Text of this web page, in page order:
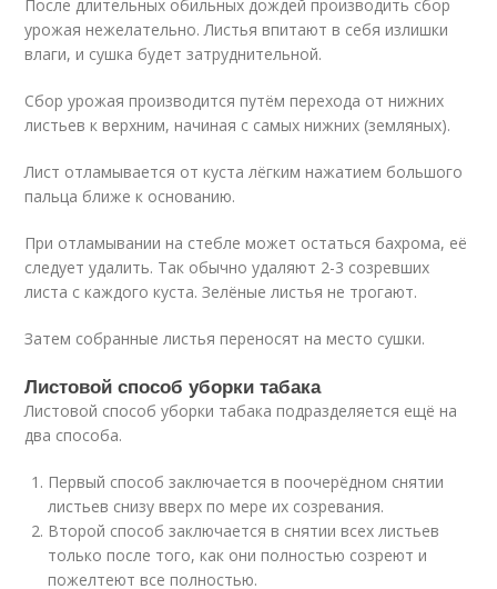
После длительных обильных дождей производить сбор
урожая нежелательно. Листья впитают в себя излишки
влаги, и сушка будет затруднительной.
Сбор урожая производится путём перехода от нижних
листьев к верхним, начиная с самых нижних (земляных).
Лист отламывается от куста лёгким нажатием большого
пальца ближе к основанию.
При отламывании на стебле может остаться бахрома, её
следует удалить. Так обычно удаляют 2-3 созревших
листа с каждого куста. Зелёные листья не трогают.
Затем собранные листья переносят на место сушки.
Листовой способ уборки табака
Листовой способ уборки табака подразделяется ещё на
два способа.
Первый способ заключается в поочерёдном снятии
листьев снизу вверх по мере их созревания.
Второй способ заключается в снятии всех листьев
только после того, как они полностью созреют и
пожелтеют все полностью.